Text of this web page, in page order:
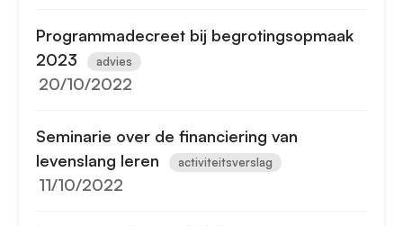
Programmadecreet bij begrotingsopmaak
2023
advies
20/10/2022
Seminarie over de financiering van
levenslang leren
activiteitsverslag
11/10/2022